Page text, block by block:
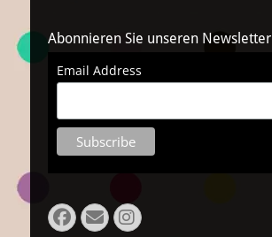
Abonnieren Sie unseren Newsletter
Email Address
Facebook
EmailInstagram